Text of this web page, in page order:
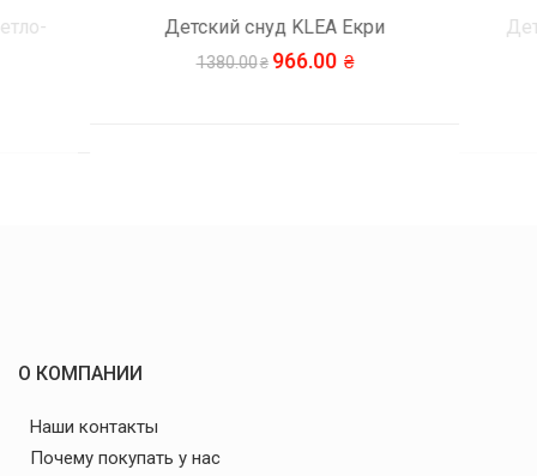
Детский снуд KLEA Екри
1380.00 966.00
О КОМПАНИИ
Наши контакты
Почему покупать у нас